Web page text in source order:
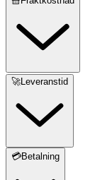
🚀Leveranstid
💳Betalning